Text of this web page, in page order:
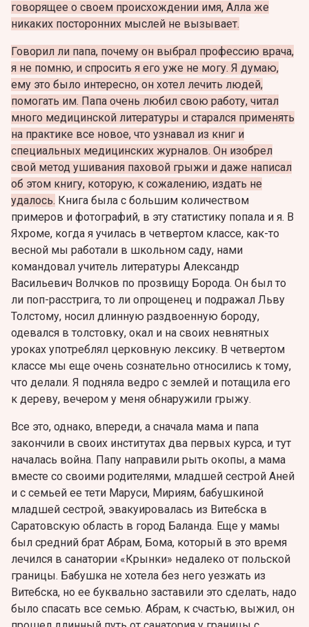
говорящее о своем происхождении имя, Алла же
никаких посторонних мыслей не вызывает.
Говорил ли папа, почему он выбрал профессию врача,
я не помню, и спросить я его уже не могу. Я думаю,
ему это было интересно, он хотел лечить людей,
помогать им. Папа очень любил свою работу, читал
много медицинской литературы и старался применять
на практике все новое, что узнавал из книг и
специальных медицинских журналов. Он изобрел
свой метод ушивания паховой грыжи и даже написал
об этом книгу, которую, к сожалению, издать не
удалось. Книга была с большим количеством
примеров и фотографий, в эту статистику попала и я. В
Яхроме, когда я училась в четвертом классе, как-то
весной мы работали в школьном саду, нами
командовал учитель литературы Александр
Васильевич Волчков по прозвищу Борода. Он был то
ли поп-расстрига, то ли опрощенец и подражал Льву
Толстому, носил длинную раздвоенную бороду,
одевался в толстовку, окал и на своих невнятных
уроках употреблял церковную лексику. В четвертом
классе мы еще очень сознательно относились к тому,
что делали. Я подняла ведро с землей и потащила его
к дереву, вечером у меня обнаружили грыжу.
Все это, однако, впереди, а сначала мама и папа
закончили в своих институтах два первых курса, и тут
началась война. Папу направили рыть окопы, а мама
вместе со своими родителями, младшей сестрой Аней
и с семьей ее тети Маруси, Мириям, бабушкиной
младшей сестрой, эвакуировалась из Витебска в
Саратовскую область в город Баланда. Еще у мамы
был средний брат Абрам, Бома, который в это время
лечился в санатории «Крынки» недалеко от польской
границы. Бабушка не хотела без него уезжать из
Витебска, но ее буквально заставили это сделать, надо
было спасать все семью. Абрам, к счастью, выжил, он